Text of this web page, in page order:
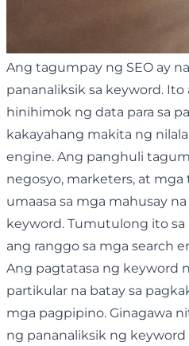
Ang tagumpay ng SEO ay
pananaliksik sa keyword. Ito
hinihimok ng data para sa
kakayahang makita ng
engine. Ang panghuli
negosyo, marketers, at
umaasa sa mga mahusay
keyword. Tumutulong ito sa
ang ranggo sa mga search
Ang pagtatasa ng keyword
partikular na batay sa
mga pagpipino. Ginagawa
ng pananaliksik ng keyword